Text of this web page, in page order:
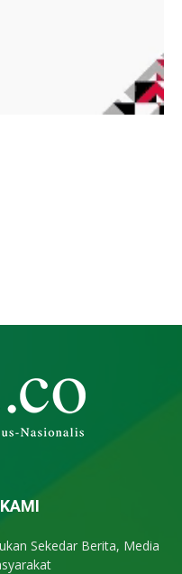
Sekedar Berita, Media